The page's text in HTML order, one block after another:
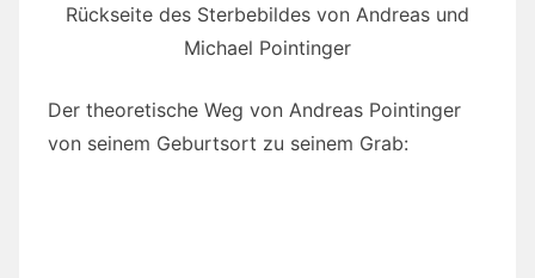
Rückseite des Sterbebildes von Andreas und
Michael Pointinger
Der theoretische Weg von Andreas Pointinger
von seinem Geburtsort zu seinem Grab: